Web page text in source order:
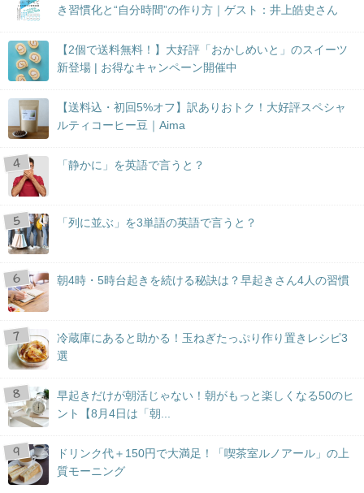
き習慣化と“自分時間”の作り方｜ゲスト：井上皓史さん
【2個で送料無料！】大好評「おかしめいと」のスイーツ
新登場 | お得なキャンペーン開催中
【送料込・初回5%オフ】訳ありおトク！大好評スペシャ
ルティコーヒー豆｜Aima
「静かに」を英語で言うと？
「列に並ぶ」を3単語の英語で言うと？
朝4時・5時台起きを続ける秘訣は？早起きさん4人の習慣
冷蔵庫にあると助かる！玉ねぎたっぷり作り置きレシピ3
選
早起きだけが朝活じゃない！朝がもっと楽しくなる50のヒ
ント【8月4日は「朝...
ドリンク代＋150円で大満足！「喫茶室ルノアール」の上
質モーニング